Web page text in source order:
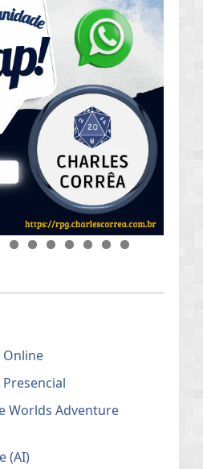
Online
Worlds Adventure
(AI)